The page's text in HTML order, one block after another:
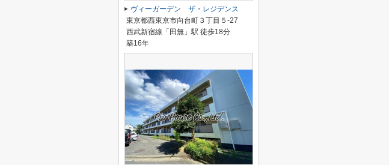
ヴィーガーデン ザ・レジデンス
東京都西東京市向台町３丁目５-27
西武新宿線「田無」駅 徒歩18分
築16年